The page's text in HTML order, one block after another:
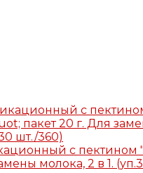
с пектином
молока, 2 в 1.